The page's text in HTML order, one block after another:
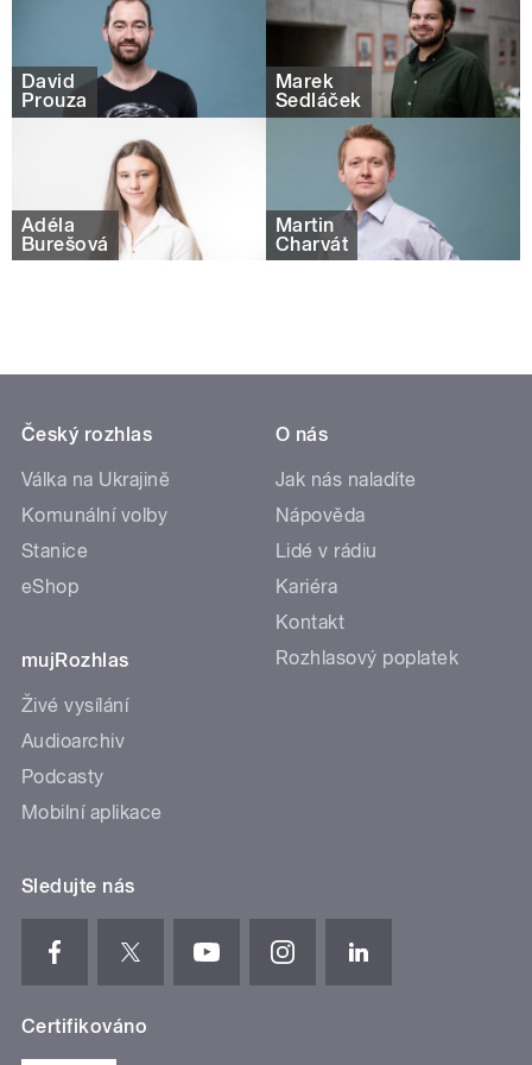
David
Prouza
Marek
Sedláček
Adéla
Burešová
Martin
Charvát
Český rozhlas
Válka na Ukrajině
Komunální volby
Stanice
eShop
mujRozhlas
Živé vysílání
Audioarchiv
Podcasty
Mobilní aplikace
O nás
Jak nás naladíte
Nápověda
Lidé v rádiu
Kariéra
Kontakt
Rozhlasový poplatek
Sledujte nás
Certifikováno